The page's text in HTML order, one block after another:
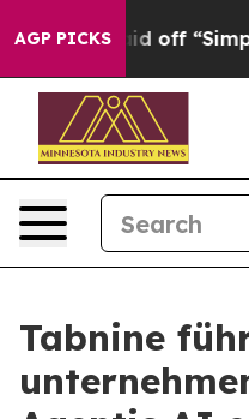
AGP PICKS
Laid off “Simply a
Tabnine